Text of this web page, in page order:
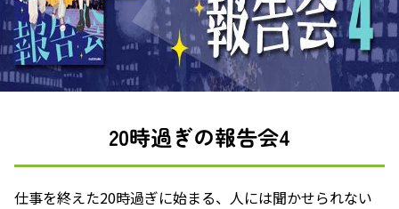
20時過ぎの報告会4
仕事を終えた20時過ぎに始まる、人には聞かせられない